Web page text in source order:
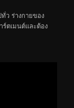
ว ร่างกายของ
ตเมนต์และต้อง